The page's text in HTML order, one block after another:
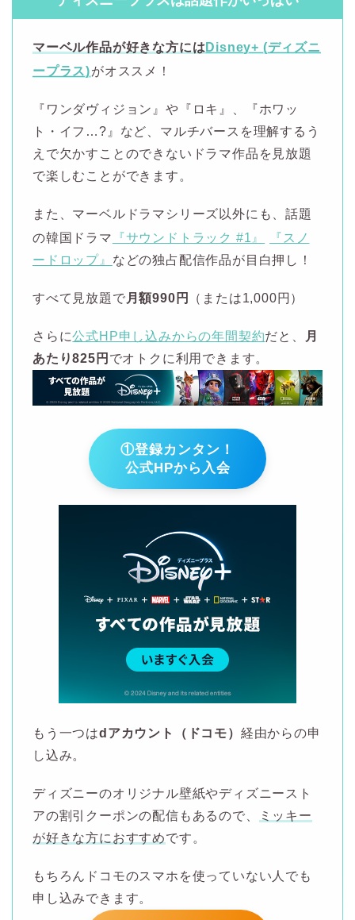
マーベル作品が好きな方には Disney+ (ディズニ
ープラス)がオススメ！
『ワンダヴィジョン』や『ロキ』、『ホワッ
ト・イフ…?』など、マルチバースを理解するう
えで欠かすことのできないドラマ作品を見放題
で楽しむことができます。
また、マーベルドラマシリーズ以外にも、話題
の韓国ドラマ
『サウンドトラック #1』
『スノ
ードロップ』 などの独占配信作品が目白押し！
すべて見放題で 月額990円 （または1,000円）
さらに公式HP申し込みからの年間契約だと、
月
あたり825円 でオトクに利用できます。
①登録カンタン！
公式HPから入会
もう一つはdアカウント（ドコモ） 経由からの申
し込み。
ディズニーのオリジナル壁紙やディズニースト
アの割引クーポンの配信もあるので、
ミッキー
が好きな方におすすめです。
もちろんドコモのスマホを使っていない人でも
申し込みできます。